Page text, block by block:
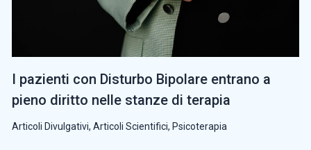
I pazienti con Disturbo Bipolare entrano a
pieno diritto nelle stanze di terapia
Articoli Divulgativi, Articoli Scientifici, Psicoterapia